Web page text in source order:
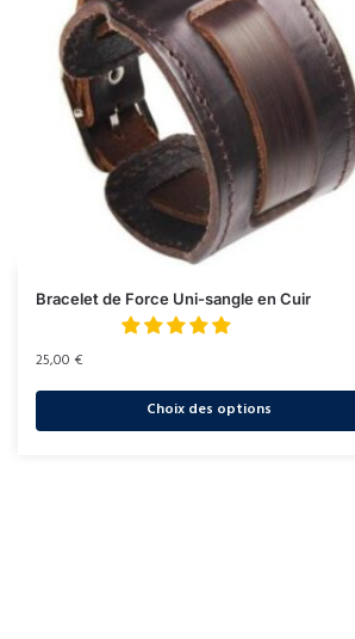
Bracelet de Force Uni-sangle en Cuir
25,00 €
Choix des options